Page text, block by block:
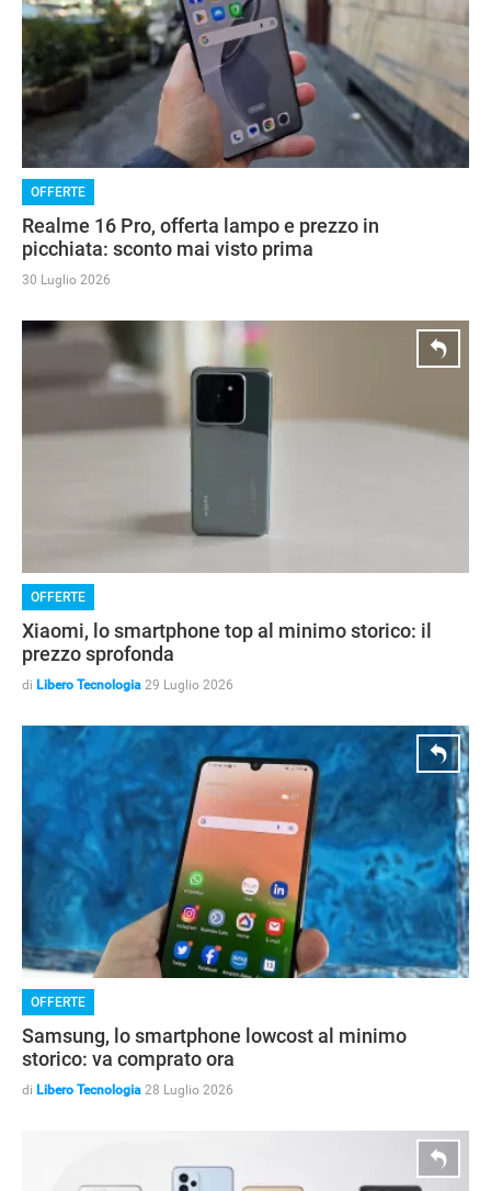
OFFERTE
Realme 16 Pro, offerta lampo e prezzo in
picchiata: sconto mai visto prima
30 Luglio 2026
OFFERTE
Xiaomi, lo smartphone top al minimo storico: il
prezzo sprofonda
di Libero Tecnologia 29 Luglio 2026
OFFERTE
Samsung, lo smartphone lowcost al minimo
storico: va comprato ora
di Libero Tecnologia 28 Luglio 2026